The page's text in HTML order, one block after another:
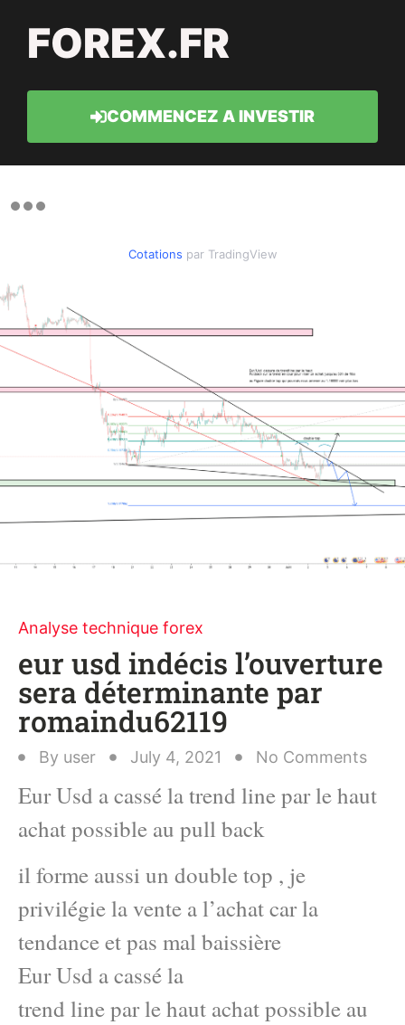
FOREX.FR
COMMENCEZ A INVESTIR
Cotations par TradingView
Analyse technique forex
eur usd indécis l’ouverture
sera déterminante par
romaindu62119
By user July 4, 2021 No Comments
Eur Usd a cassé la trend line par le haut
achat possible au pull back
il forme aussi un double top , je
privilégie la vente a l’achat car la
tendance et pas mal baissière
Eur Usd a cassé la
trend line par le haut achat possible au